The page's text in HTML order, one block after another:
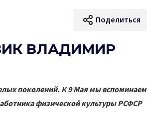
Поделиться
ВЛАДИМИР
поколений. К 9 Мая мы вспоминаем
физической культуры РСФСР